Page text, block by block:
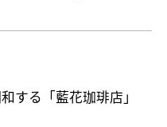
する「藍花珈琲店」